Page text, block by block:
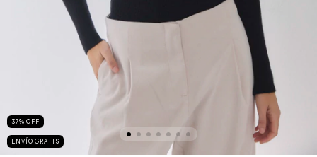
37% OFF
ENVÍO GRATIS